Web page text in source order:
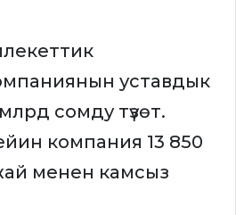
уставдык
сомду түзөт.
компания 13 850
жай менен камсыз